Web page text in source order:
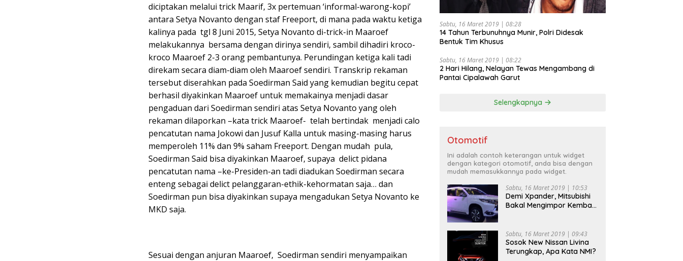
diciptakan melalui trick Maarif, 3x pertemuan ‘informal-warong-kopi’
antara Setya Novanto dengan staf Freeport, di mana pada waktu ketiga
kalinya pada tgl 8 Juni 2015, Setya Novanto di-trick-in Maaroef
melakukannya bersama dengan dirinya sendiri, sambil dihadiri kroco-
kroco Maaroef 2-3 orang pembantunya. Perundingan ketiga kali tadi
direkam secara diam-diam oleh Maaroef sendiri. Transkrip rekaman
tersebut diserahkan pada Soedirman Said yang kemudian begitu cepat
berhasil diyakinkan Maaroef untuk memakainya menjadi dasar
pengaduan dari Soedirman sendiri atas Setya Novanto yang oleh
rekaman dilaporkan –kata trick Maaroef- telah bertindak menjadi calo
pencatutan nama Jokowi dan Jusuf Kalla untuk masing-masing harus
memperoleh 11% dan 9% saham Freeport. Dengan mudah pula,
Soedirman Said bisa diyakinkan Maaroef, supaya delict pidana
pencatutan nama –ke-Presiden-an tadi diadukan Soedirman secara
enteng sebagai delict pelanggaran-ethik-kehormatan saja… dan
Soedirman pun bisa diyakinkan supaya mengadukan Setya Novanto ke
MKD saja.
Sesuai dengan anjuran Maaroef, Soedirman sendiri menyampaikan
Sabtu, 16 Maret 2019 | 08:28
14 Tahun Terbunuhnya Munir, Polri Didesak
Bentuk Tim Khusus
Sabtu, 16 Maret 2019 | 08:22
2 Hari Hilang, Nelayan Tewas Mengambang di
Pantai Cipalawah Garut
Selengkapnya
Otomotif
Ini adalah contoh keterangan untuk widget
dengan kategori otomotif, anda bisa dengan
mudah memasukkannya pada widget.
Sabtu, 16 Maret 2019 | 10:53
Demi Xpander, Mitsubishi
Bakal Mengimpor Kembali
Sabtu, 16 Maret 2019 | 09:43
Sosok New Nissan Livina
Terungkap, Apa Kata NMI?